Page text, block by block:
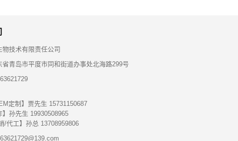
物技术有限责任公司
省青岛市平度市同和街道办事处北海路299号
定制】贾先生 15731150687
】孙先生 19930508965
/代工】孙总 13708959806